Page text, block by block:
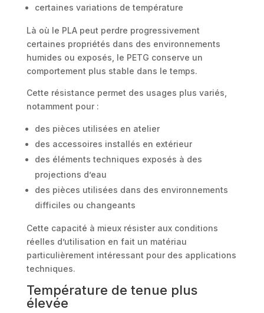
certaines variations de température
Là où le PLA peut perdre progressivement
certaines propriétés dans des environnements
humides ou exposés, le PETG conserve un
comportement plus stable dans le temps.
Cette résistance permet des usages plus variés,
notamment pour :
des pièces utilisées en atelier
des accessoires installés en extérieur
des éléments techniques exposés à des
projections d’eau
des pièces utilisées dans des environnements
difficiles ou changeants
Cette capacité à mieux résister aux conditions
réelles d’utilisation en fait un matériau
particulièrement intéressant pour des applications
techniques.
Température de tenue plus
élevée